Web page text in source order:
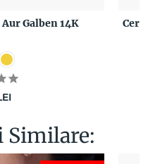
Galben 14K
Similare: